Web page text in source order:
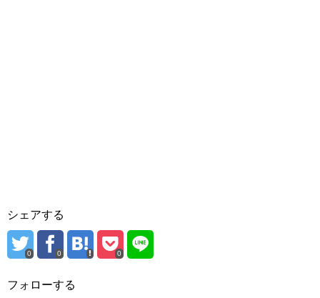
シェアする
0 0 0
フォローする